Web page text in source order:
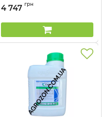
4 747 грн